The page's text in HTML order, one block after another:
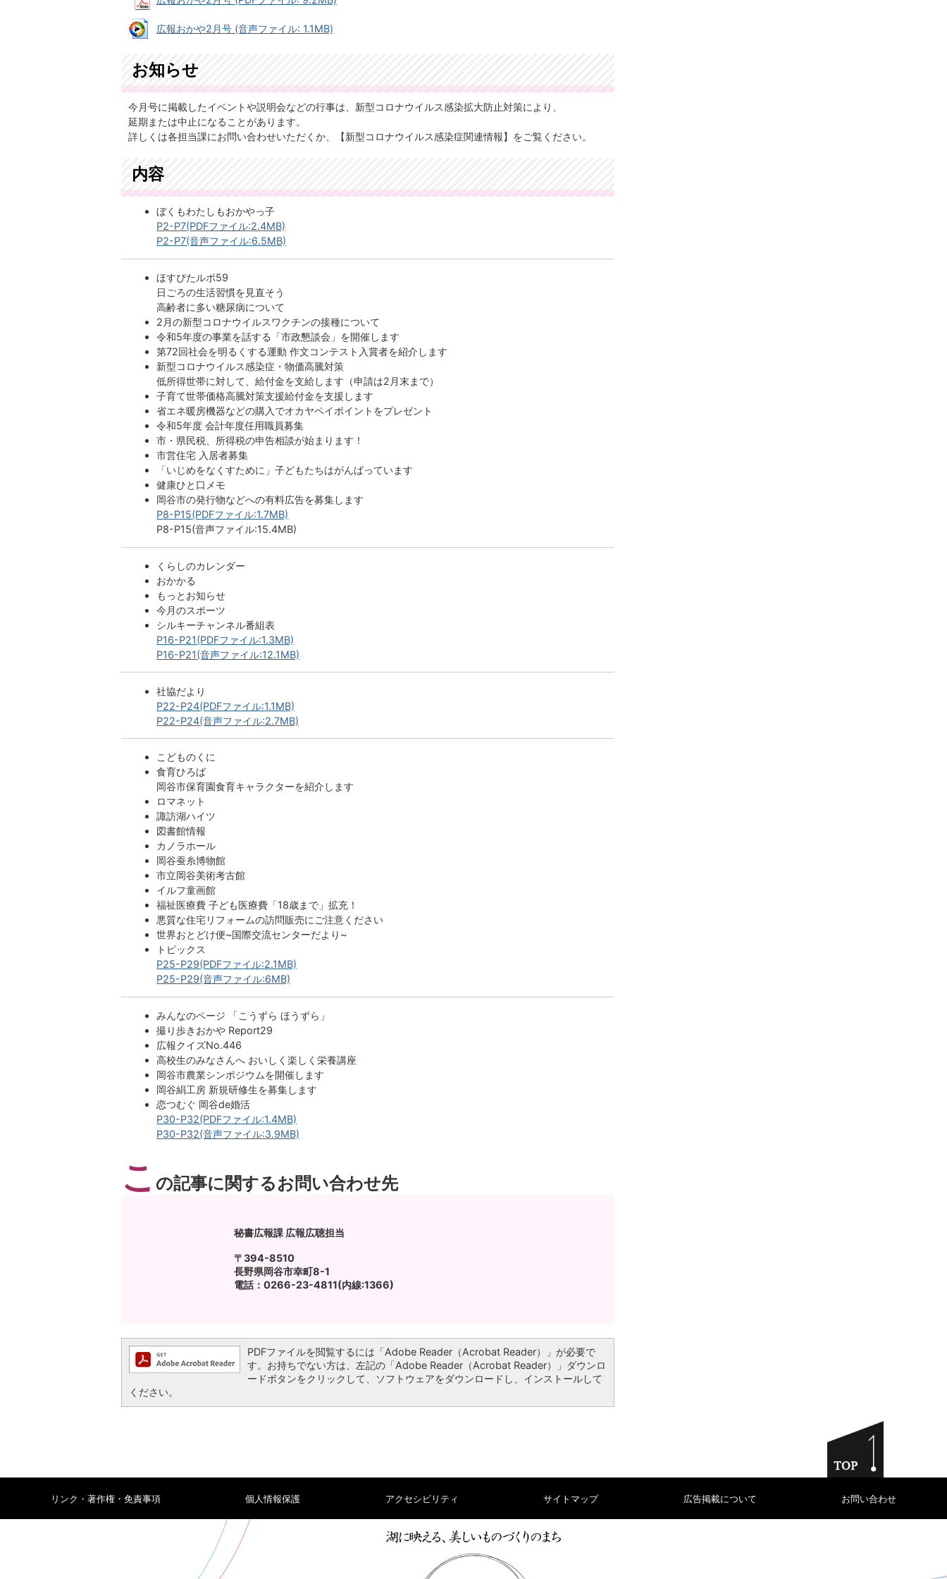
広報おかや2月号 (音声ファイル: 1.1MB)
お知らせ
今月号に掲載したイベントや説明会などの行事は、新型コロナウイルス感染拡大防止対策により、
延期または中止になることがあります。
詳しくは各担当課にお問い合わせいただくか、【新型コロナウイルス感染症関連情報】をご覧ください。
内容
ぼくもわたしもおかやっ子
P2-P7(PDFファイル:2.4MB)
P2-P7(音声ファイル:6.5MB)
ほすぴたルポ59
日ごろの生活習慣を見直そう
高齢者に多い糖尿病について
2月の新型コロナウイルスワクチンの接種について
令和5年度の事業を話する「市政懇談会」を開催します
第72回社会を明るくする運動 作文コンテスト入賞者を紹介します
新型コロナウイルス感染症・物価高騰対策
低所得世帯に対して、給付金を支給します（申請は2月末まで）
子育て世帯価格高騰対策支援給付金を支援します
省エネ暖房機器などの購入でオカヤペイポイントをプレゼント
令和5年度 会計年度任用職員募集
市・県民税、所得税の申告相談が始まります！
市営住宅 入居者募集
「いじめをなくすために」子どもたちはがんばっています
健康ひと口メモ
岡谷市の発行物などへの有料広告を募集します
P8-P15(PDFファイル:1.7MB)
P8-P15(音声ファイル:15.4MB)
くらしのカレンダー
おかかる
もっとお知らせ
今月のスポーツ
シルキーチャンネル番組表
P16-P21(PDFファイル:1.3MB)
P16-P21(音声ファイル:12.1MB)
社協だより
P22-P24(PDFファイル:1.1MB)
P22-P24(音声ファイル:2.7MB)
こどものくに
食育ひろば
岡谷市保育園食育キャラクターを紹介します
ロマネット
諏訪湖ハイツ
図書館情報
カノラホール
岡谷蚕糸博物館
市立岡谷美術考古館
イルフ童画館
福祉医療費 子ども医療費「18歳まで」拡充！
悪質な住宅リフォームの訪問販売にご注意ください
世界おとどけ便~国際交流センターだより~
トピックス
P25-P29(PDFファイル:2.1MB)
P25-P29(音声ファイル:6MB)
みんなのページ 「こうずら ほうずら」
撮り歩きおかや Report29
広報クイズNo.446
高校生のみなさんへ おいしく楽しく栄養講座
岡谷市農業シンポジウムを開催します
岡谷絹工房 新規研修生を募集します
恋つむぐ 岡谷de婚活
P30-P32(PDFファイル:1.4MB)
P30-P32(音声ファイル:3.9MB)
こ の記事に関するお問い合わせ先
秘書広報課 広報広聴担当
〒394-8510
長野県岡谷市幸町8-1
電話：0266-23-4811(内線:1366)
PDFファイルを閲覧するには「Adobe Reader（Acrobat Reader）」が必要で
す。お持ちでない方は、左記の「Adobe Reader（Acrobat Reader）」ダウンロ
ードボタンをクリックして、ソフトウェアをダウンロードし、インストールして
ください。
リンク・著作権・免責事項 個人情報保護 アクセシビリティ サイトマップ 広告掲載について お問い合わせ